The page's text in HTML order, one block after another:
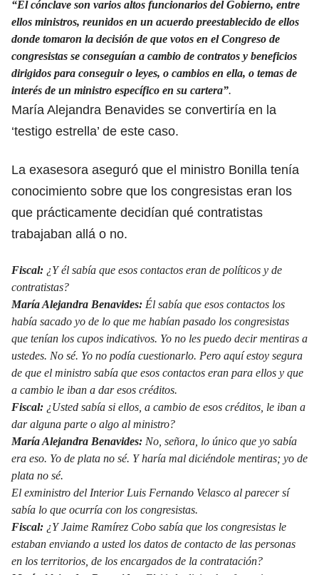
“El cónclave son varios altos funcionarios del Gobierno, entre
ellos ministros, reunidos en un acuerdo preestablecido de ellos
donde tomaron la decisión de que votos en el Congreso de
congresistas se conseguían a cambio de contratos y beneficios
dirigidos para conseguir o leyes, o cambios en ella, o temas de
interés de un ministro específico en su cartera”.
María Alejandra Benavides se convertiría en la
‘testigo estrella’ de este caso.
La exasesora aseguró que el ministro Bonilla tenía
conocimiento sobre que los congresistas eran los
que prácticamente decidían qué contratistas
trabajaban allá o no.
Fiscal: ¿Y él sabía que esos contactos eran de políticos y de
contratistas?
María Alejandra Benavides: Él sabía que esos contactos los
había sacado yo de lo que me habían pasado los congresistas
que tenían los cupos indicativos. Yo no les puedo decir mentiras a
ustedes. No sé. Yo no podía cuestionarlo. Pero aquí estoy segura
de que el ministro sabía que esos contactos eran para ellos y que
a cambio le iban a dar esos créditos.
Fiscal: ¿Usted sabía si ellos, a cambio de esos créditos, le iban a
dar alguna parte o algo al ministro?
María Alejandra Benavides: No, señora, lo único que yo sabía
era eso. Yo de plata no sé. Y haría mal diciéndole mentiras; yo de
plata no sé.
El exministro del Interior Luis Fernando Velasco al parecer sí
sabía lo que ocurría con los congresistas.
Fiscal: ¿Y Jaime Ramírez Cobo sabía que los congresistas le
estaban enviando a usted los datos de contacto de las personas
en los territorios, de los encargados de la contratación?